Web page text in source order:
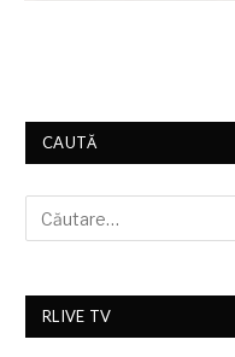
CAUTĂ
RLIVE TV